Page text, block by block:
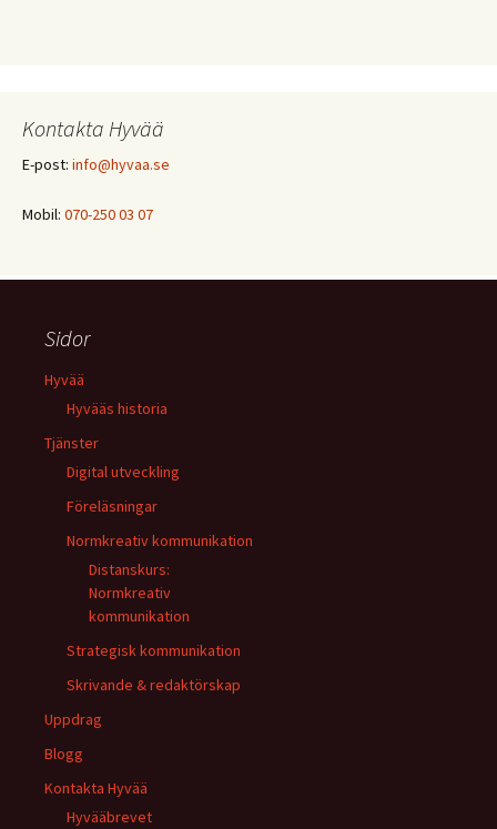
Kontakta Hyvää
E-post: info@hyvaa.se
Mobil: 070-250 03 07
Sidor
Hyvää
Hyvääs historia
Tjänster
Digital utveckling
Föreläsningar
Normkreativ kommunikation
Distanskurs:
Normkreativ
kommunikation
Strategisk kommunikation
Skrivande & redaktörskap
Uppdrag
Blogg
Kontakta Hyvää
Hyvääbrevet